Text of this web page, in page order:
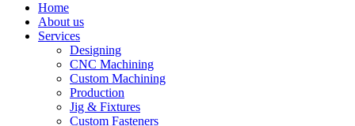
Home
About us
Services
Designing
CNC Machining
Custom Machining
Production
Jig & Fixtures
Custom Fasteners